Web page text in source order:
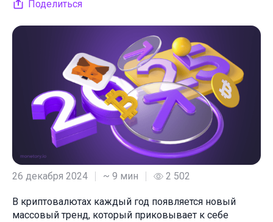
Поделиться
26 декабря 2024 ~ 9 мин 2 502
В криптовалютах каждый год появляется новый
массовый тренд, который приковывает к себе